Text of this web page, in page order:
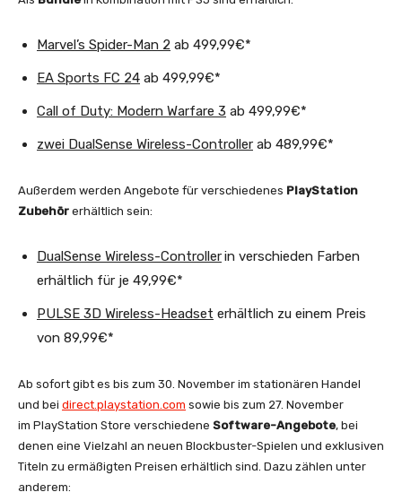
Marvel’s Spider-Man 2 ab 499,99€*
EA Sports FC 24 ab 499,99€*
Call of Duty: Modern Warfare 3 ab 499,99€*
zwei DualSense Wireless-Controller ab 489,99€*
Außerdem werden Angebote für verschiedenes PlayStation
Zubehör erhältlich sein:
DualSense Wireless-Controllerin verschieden Farben
erhältlich für je 49,99€*
PULSE 3D Wireless-Headset erhältlich zu einem Preis
von 89,99€*
Ab sofort gibt es bis zum 30. November im stationären Handel
und bei direct.playstation.com sowie bis zum 27. November
im PlayStation Store verschiedene Software-Angebote, bei
denen eine Vielzahl an neuen Blockbuster-Spielen und exklusiven
Titeln zu ermäßigten Preisen erhältlich sind. Dazu zählen unter
anderem: